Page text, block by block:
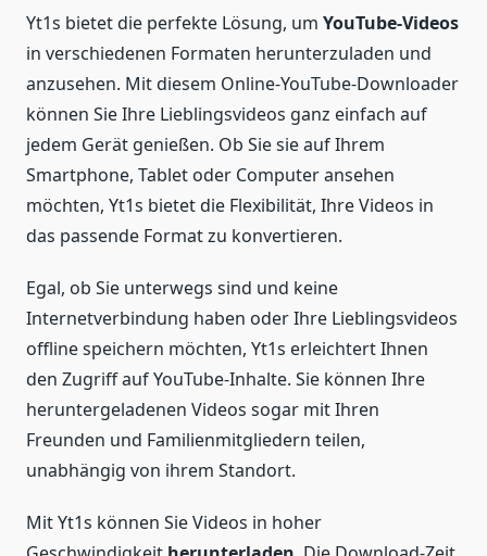
Yt1s bietet die perfekte Lösung, um YouTube-Videos
in verschiedenen Formaten herunterzuladen und
anzusehen. Mit diesem Online-YouTube-Downloader
können Sie Ihre Lieblingsvideos ganz einfach auf
jedem Gerät genießen. Ob Sie sie auf Ihrem
Smartphone, Tablet oder Computer ansehen
möchten, Yt1s bietet die Flexibilität, Ihre Videos in
das passende Format zu konvertieren.
Egal, ob Sie unterwegs sind und keine
Internetverbindung haben oder Ihre Lieblingsvideos
offline speichern möchten, Yt1s erleichtert Ihnen
den Zugriff auf YouTube-Inhalte. Sie können Ihre
heruntergeladenen Videos sogar mit Ihren
Freunden und Familienmitgliedern teilen,
unabhängig von ihrem Standort.
Mit Yt1s können Sie Videos in hoher